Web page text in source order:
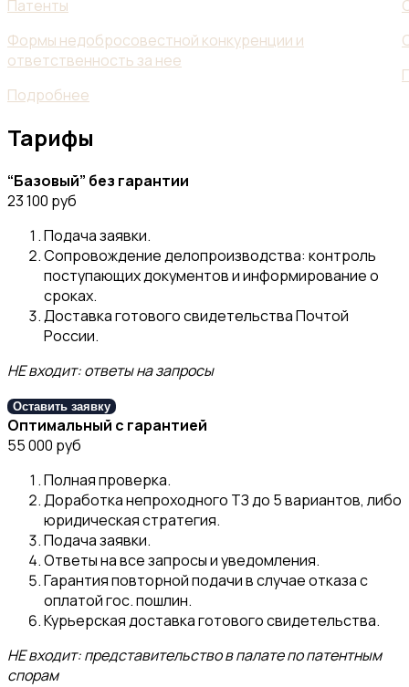
Патенты
Формы недобросовестной конкуренции и
ответственность за нее
Подробнее
Тарифы
“Базовый” без гарантии
23 100 руб
Подача заявки.
Сопровождение делопроизводства: контроль
поступающих документов и информирование о
сроках.
Доставка готового свидетельства Почтой
России.
НЕ входит: ответы на запросы
Оставить заявку
Оптимальный с гарантией
55 000 руб
Полная проверка.
Доработка непроходного ТЗ до 5 вариантов, либо
юридическая стратегия.
Подача заявки.
Ответы на все запросы и уведомления.
Гарантия повторной подачи в случае отказа с
оплатой гос. пошлин.
Курьерская доставка готового свидетельства.
НЕ входит: представительство в палате по патентным
спорам